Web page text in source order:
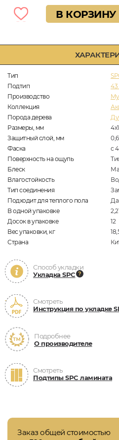
Тип
Подтип
43
Производство
Коллекция
Порода дерева
Размеры, мм
Защитный слой, мм
0,6
Фаска
с
Поверхность на ощупь
Блеск
Влагостойкость
Тип соединения
Подходит для теплого пола
Да
В одной упаковке
Досок в упаковке
12
Вес упаковки, кг
Страна
Способ укладки
Укладка SPC
Смотреть
Инструкция по укладке
Подробнее
О производителе
Смотреть
Подтипы SPC ламината
В КОРЗИНУ
Заказ общей стоимостью